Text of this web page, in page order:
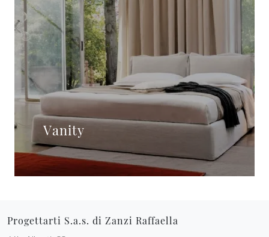
Vanity
Progettarti S.a.s. di Zanzi Raffaella